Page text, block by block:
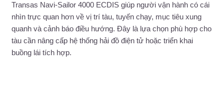
Transas Navi-Sailor 4000 ECDIS giúp người vận hành có cái
nhìn trực quan hơn về vị trí tàu, tuyến chạy, mục tiêu xung
quanh và cảnh báo điều hướng. Đây là lựa chọn phù hợp cho
tàu cần nâng cấp hệ thống hải đồ điện tử hoặc triển khai
buồng lái tích hợp.